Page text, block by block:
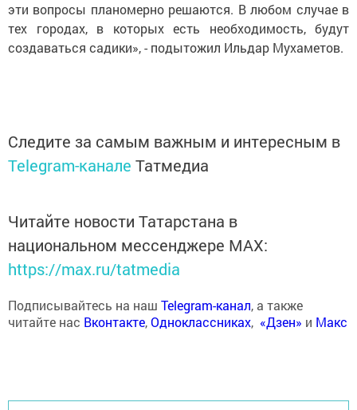
эти вопросы планомерно решаются. В любом случае в
тех городах, в которых есть необходимость, будут
создаваться садики», - подытожил Ильдар Мухаметов.
Следите за самым важным и интересным в
Telegram-канале Татмедиа
Читайте новости Татарстана в
национальном мессенджере MАХ:
https://max.ru/tatmedia
Подписывайтесь на наш Telegram-канал, а также
читайте нас Вконтакте,Одноклассниках, «Дзен» и Макс